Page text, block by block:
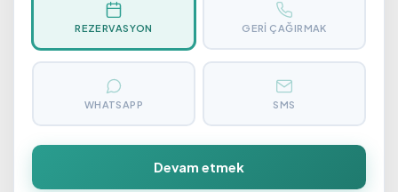
REZERVASYON GERI ÇAĞIRMAK
WHATSAPP SMS
Devam etmek